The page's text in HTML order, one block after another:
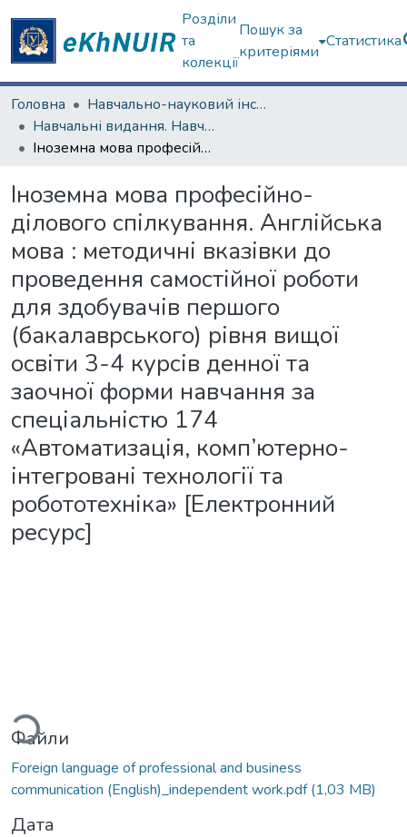
Розділи
та
колекції
Пошук за
критеріями
Статистика
Головна
Навчально-науковий інститут «Українська інженерно-педагогічна академія»
Навчальні видання. Навчально-науковий інститут «Українська інженерно-педагогічна академія»
Іноземна мова професійно-ділового спілкування. Англійська мова : методичні вказівки до проведення самостійної роботи для здобувачів першого (бакалаврського) рівня вищої освіти 3-4 курсів денної та заочної форми навчання за спеціальністю 174 «Автоматизація, комп’ютерно-інтегровані технології та робототехніка» [Електронний ресурс]
Іноземна мова професійно-
ділового спілкування. Англійська
мова : методичні вказівки до
проведення самостійної роботи
для здобувачів першого
(бакалаврського) рівня вищої
освіти 3-4 курсів денної та
заочної форми навчання за
спеціальністю 174
«Автоматизація, комп’ютерно-
інтегровані технології та
робототехніка» [Електронний
ресурс]
Файли
Foreign language of professional and business
communication (English)_independent work.pdf(1,03 MB)
Дата